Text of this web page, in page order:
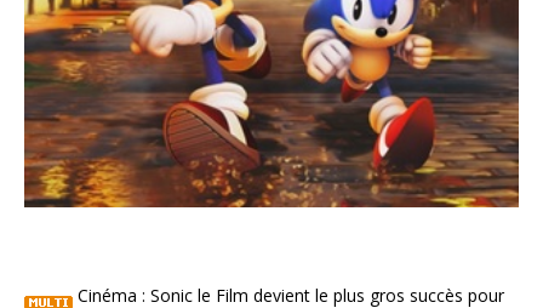
Cinéma : Sonic le Film devient le plus gros succès pour